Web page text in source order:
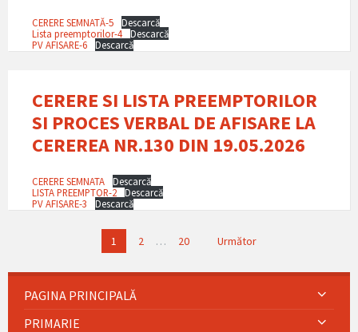
CERERE SEMNATĂ-5
Descarcă
Lista preemptorilor-4
Descarcă
PV AFISARE-6
Descarcă
CERERE SI LISTA PREEMPTORILOR
SI PROCES VERBAL DE AFISARE LA
CEREREA NR.130 DIN 19.05.2026
CERERE SEMNATA
Descarcă
LISTA PREEMPTOR-2
Descarcă
PV AFISARE-3
Descarcă
1 2 … 20 Următor
PAGINA PRINCIPALĂ
PRIMARIE